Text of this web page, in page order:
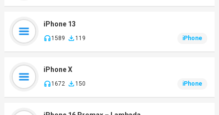
iPhone 13
1589 119 iPhone
iPhone X
1672 150 iPhone